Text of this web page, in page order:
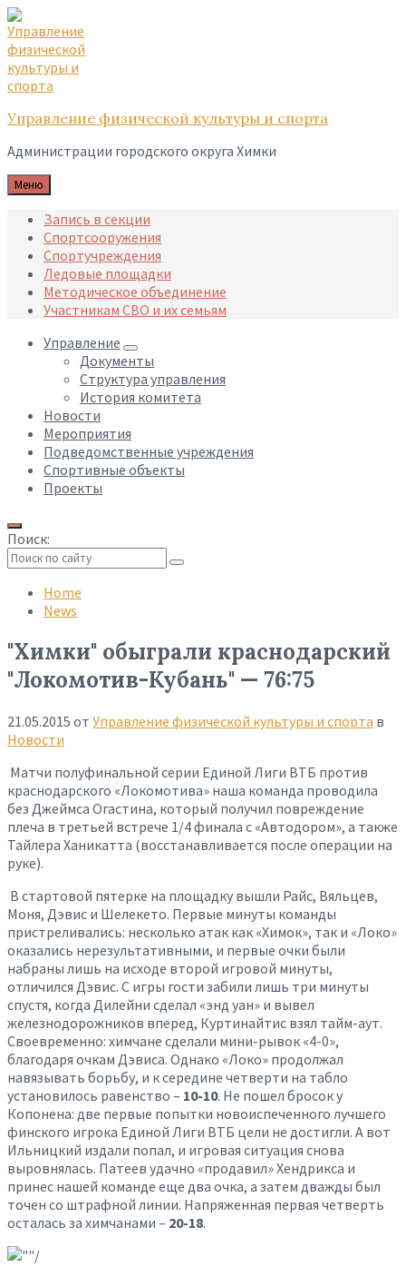
Skip
to
content
Skip
to
main
navigation
Skip
to
footer
Управление физической культуры и спорта
Администрации городского округа Химки
Меню
Запись в секции
Спортсооружения
Спортучреждения
Ледовые площадки
Методическое объединение
Участникам СВО и их семьям
Управление
Документы
Структура управления
История комитета
Новости
Мероприятия
Подведомственные учреждения
Спортивные объекты
Проекты
Поиск:
search
Home
News
"Химки" обыграли краснодарский
"Локомотив-Кубань" — 76:75
21.05.2015 от Управление физической культуры и спорта в
Новости
Матчи полуфинальной серии Единой Лиги ВТБ против
краснодарского «Локомотива» наша команда проводила
без Джеймса Огастина, который получил повреждение
плеча в третьей встрече 1/4 финала с «Автодором», а также
Тайлера Ханикатта (восстанавливается после операции на
руке).
В стартовой пятерке на площадку вышли Райс, Вяльцев,
Моня, Дэвис и Шелекето. Первые минуты команды
пристреливались: несколько атак как «Химок», так и «Локо»
оказались нерезультативными, и первые очки были
набраны лишь на исходе второй игровой минуты,
отличился Дэвис. С игры гости забили лишь три минуты
спустя, когда Дилейни сделал «энд уан» и вывел
железнодорожников вперед, Куртинайтис взял тайм-аут.
Своевременно: химчане сделали мини-рывок «4-0»,
благодаря очкам Дэвиса. Однако «Локо» продолжал
навязывать борьбу, и к середине четверти на табло
установилось равенство – 10-10. Не пошел бросок у
Копонена: две первые попытки новоиспеченного лучшего
финского игрока Единой Лиги ВТБ цели не достигли. А вот
Ильницкий издали попал, и игровая ситуация снова
выровнялась. Патеев удачно «продавил» Хендрикса и
принес нашей команде еще два очка, а затем дважды был
точен со штрафной линии. Напряженная первая четверть
осталась за химчанами – 20-18.